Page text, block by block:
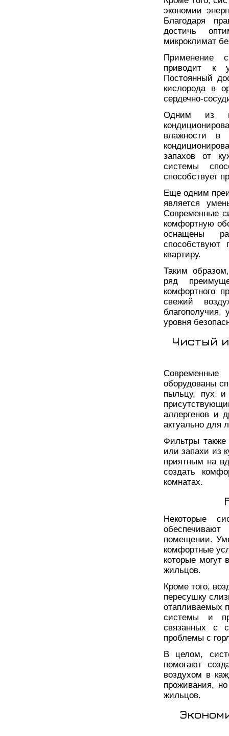
экономии
Благодаря
достичь
микроклимат
Применение
приводит к
Постоянный
кислорода в
сердечно-
Одним из
влажности в
запахов от
системы
способствует
Еще одним
является
Современные
комфортную
оснащены
способствуют
квартиру.
Таким
ряд
комфортного
свежий
благополучия,
уровня
Чистый
оборудованы
пыльцу, пух и
аллергенов и
актуально для
Фильтры
или запахи из
приятным на
создать
комнатах.
Некоторые
обеспечивают
помещении.
комфортные
которые могут
жильцов.
Кроме того,
пересушку
отапливаемых
системы и
связанных с
проблемы с
В целом,
помогают
воздухом в
проживания,
жильцов.